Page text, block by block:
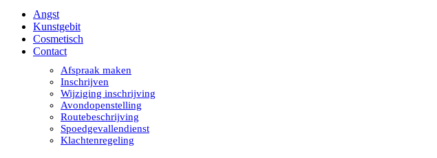
Angst
Kunstgebit
Cosmetisch
Contact
Afspraak maken
Inschrijven
Wijziging inschrijving
Avondopenstelling
Routebeschrijving
Spoedgevallendienst
Klachtenregeling